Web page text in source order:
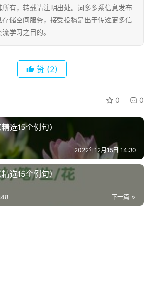
所有，转载请注明出处。词多多系信息发布
储空间服务，接受投稿是出于传递更多信
学习之目的。
赞 (2)
0 0
选15个例句）
2022年12月15日 14:30
选15个例句）
下一篇